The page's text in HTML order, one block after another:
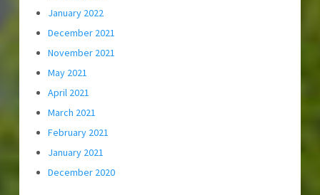
January 2022
December 2021
November 2021
May 2021
April 2021
March 2021
February 2021
January 2021
December 2020